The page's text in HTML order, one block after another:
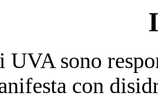
sono
con